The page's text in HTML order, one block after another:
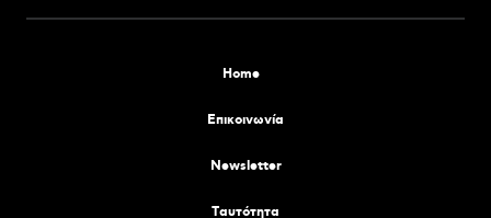
Home
Επικοινωνία
Newsletter
Tαυτότητα